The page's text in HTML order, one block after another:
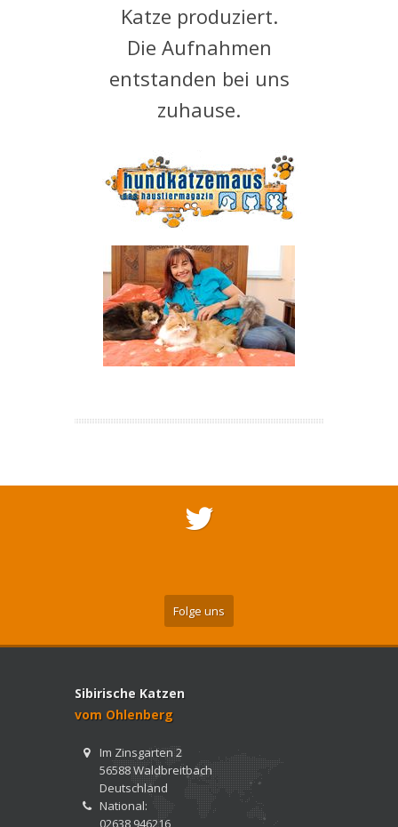
Katze produziert.
Die Aufnahmen
entstanden bei uns
zuhause.
Folge uns
Sibirische Katzen
vom Ohlenberg
Im Zinsgarten 2
56588 Waldbreitbach
Deutschland
National:
02638 946216